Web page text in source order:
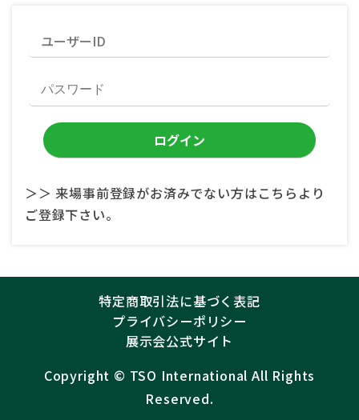
＞＞ 来場事前登録がお済みでない方はこちらより
ご登録下さい。
特定商取引法に基づく表記
プライバシーポリシー
展示会公式サイト
Copyright ©︎ TSO International All Rights
Reserved.